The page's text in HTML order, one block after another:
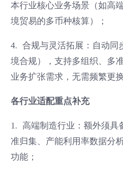
本行业核心业务场景（如高
境贸易的多币种核算）；
4. 合规与灵活拓展：自动同
境合规），支持多组织、多
业务扩张需求，无需频繁更换
各行业适配重点补充
1. 高端制造行业：额外须具
准归集、产能利用率数据分
功能；